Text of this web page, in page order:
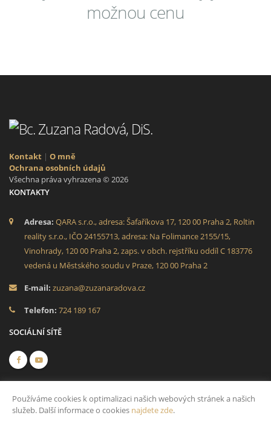
možnou cenu
Kontakt | O mně
Ochrana osobních údajů
Všechna práva vyhrazena © 2026
KONTAKTY
Adresa: QARA s.r.o., adresa: Šafaříkova 17, 120 00 Praha 2, Roltin
reality s.r.o., IČO 24155713, adresa: Na Folimance 2155/15,
Vinohrady, 120 00 Praha 2, zaps. v obch. rejstříku oddíl C 183776
vedená u Městského soudu v Praze, 120 00 Praha 2
E-mail: zuzana@zuzanaradova.cz
Telefon: 724 189 167
SOCIÁLNÍ SÍTĚ
Používáme cookies k optimalizaci našich webových stránek a našich
služeb. Další informace o cookies najdete zde.